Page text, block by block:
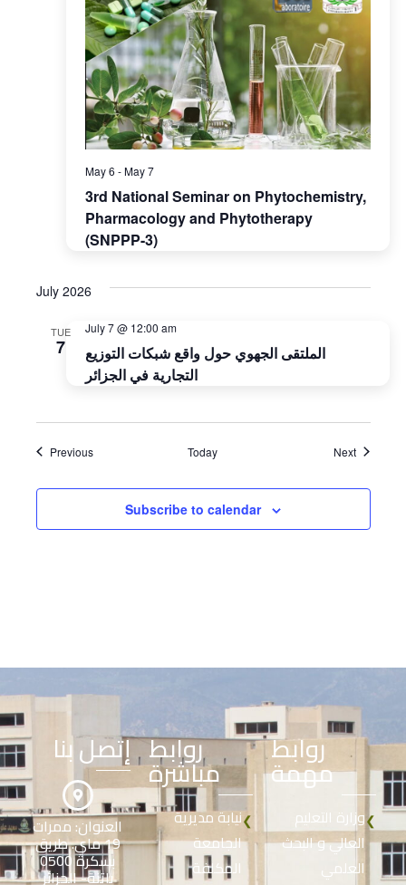
3rd National Seminar on Phytochemistry,
Pharmacology and Phytotherapy
(SNPPP-3)
May 6 -May 7
July 2026
TUE
7
الملتقى الجهوي حول واقع شبكات التوزيع
التجارية في الجزائر
July 7 @ 12:00 am
PreviousEvents Today NextEvents
Subscribe to calendar
روابط
مهمة
❮وزارة التعليم
العالي و البحث
العلمي
روابط
مباشرة
❮نيابة مديرية
الجامعة
المكلفة
إتصل بنا
العنوان: ممرات
19 ماي. طريق
بسكرة 0500
باتنة- الجزائر